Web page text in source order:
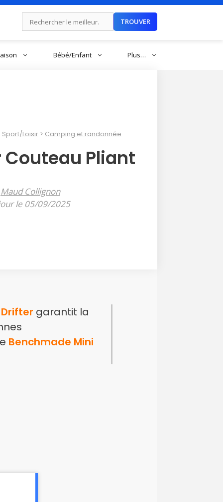
Rechercher : TROUVER
Bébé/Enfant Plus…
Sport/Loisir Camping et randonnée
Couteau Pliant
Maud Collignon
le 05/09/2025
Drifter garantit la
Benchmade Mini